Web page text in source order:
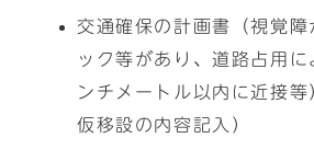
交通確保の計画書（視覚障
ック等があり、道路占用
ンチメートル以内に近接等
仮移設の内容記入）